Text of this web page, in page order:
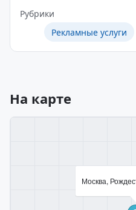
Рубрики
Рекламные услуги
На карте
Москва,